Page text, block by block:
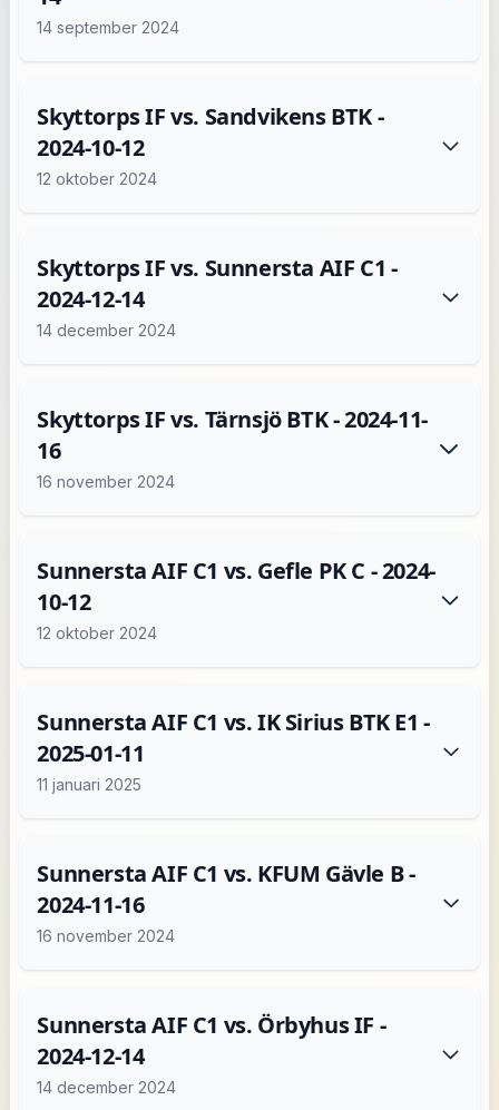
14 september 2024
Skyttorps IF vs. Sandvikens BTK -
2024-10-12
12 oktober 2024
Skyttorps IF vs. Sunnersta AIF C1 -
2024-12-14
14 december 2024
Skyttorps IF vs. Tärnsjö BTK - 2024-11-
16
16 november 2024
Sunnersta AIF C1 vs. Gefle PK C - 2024-
10-12
12 oktober 2024
Sunnersta AIF C1 vs. IK Sirius BTK E1 -
2025-01-11
11 januari 2025
Sunnersta AIF C1 vs. KFUM Gävle B -
2024-11-16
16 november 2024
Sunnersta AIF C1 vs. Örbyhus IF -
2024-12-14
14 december 2024